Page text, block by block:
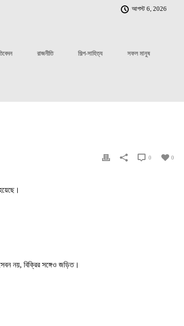
আগস্ট 6, 2026
রাজনীতি শিল্প-সাহিত্য সফল মানুষ
0
0
নয়, বিক্রির সঙ্গেও জড়িত।